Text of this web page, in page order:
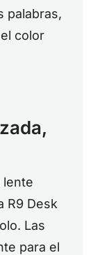
palabras,
color
lente
R9 Desk
Las
para el